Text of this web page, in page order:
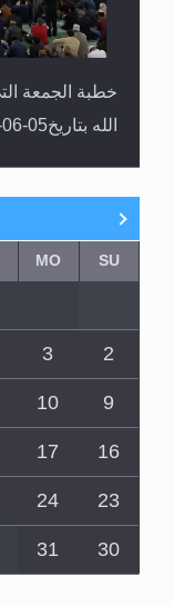
خطبة الجمعة
الله بتاريخ05-06-2026
SU
MO
2
3
9
10
16
17
23
24
30
31